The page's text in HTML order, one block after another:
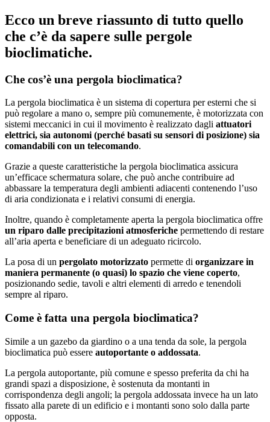
Ecco un breve riassunto di tutto quello
che c’è da sapere sulle pergole
bioclimatiche.
Che cos’è una pergola bioclimatica?
La pergola bioclimatica è un sistema di copertura per esterni che si
può regolare a mano o, sempre più comunemente, è motorizzata con
sistemi meccanici in cui il movimento è realizzato dagli attuatori
elettrici, sia autonomi (perché basati su sensori di posizione) sia
comandabili con un telecomando.
Grazie a queste caratteristiche la pergola bioclimatica assicura
un’efficace schermatura solare, che può anche contribuire ad
abbassare la temperatura degli ambienti adiacenti contenendo l’uso
di aria condizionata e i relativi consumi di energia.
Inoltre, quando è completamente aperta la pergola bioclimatica offre
un riparo dalle precipitazioni atmosferiche permettendo di restare
all’aria aperta e beneficiare di un adeguato ricircolo.
La posa di un pergolato motorizzato permette di organizzare in
maniera permanente (o quasi) lo spazio che viene coperto,
posizionando sedie, tavoli e altri elementi di arredo e tenendoli
sempre al riparo.
Come è fatta una pergola bioclimatica?
Simile a un gazebo da giardino o a una tenda da sole, la pergola
bioclimatica può essere autoportante o addossata.
La pergola autoportante, più comune e spesso preferita da chi ha
grandi spazi a disposizione, è sostenuta da montanti in
corrispondenza degli angoli; la pergola addossata invece ha un lato
fissato alla parete di un edificio e i montanti sono solo dalla parte
opposta.